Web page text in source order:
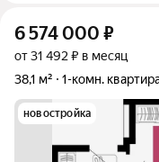
6 574 000 ₽
от 31 492 ₽ в месяц
38,1 м²
1-комн.
новостройка